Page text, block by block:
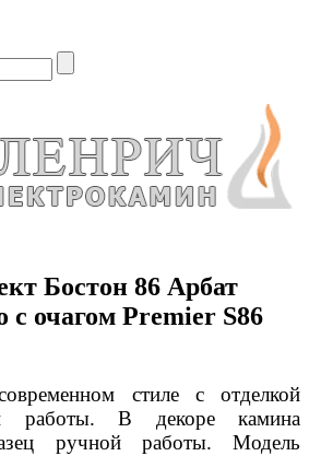
Бостон 86 Арбат
с очагом Premier S86
стиле с отделкой
работы. В декоре камина
ручной работы. Модель